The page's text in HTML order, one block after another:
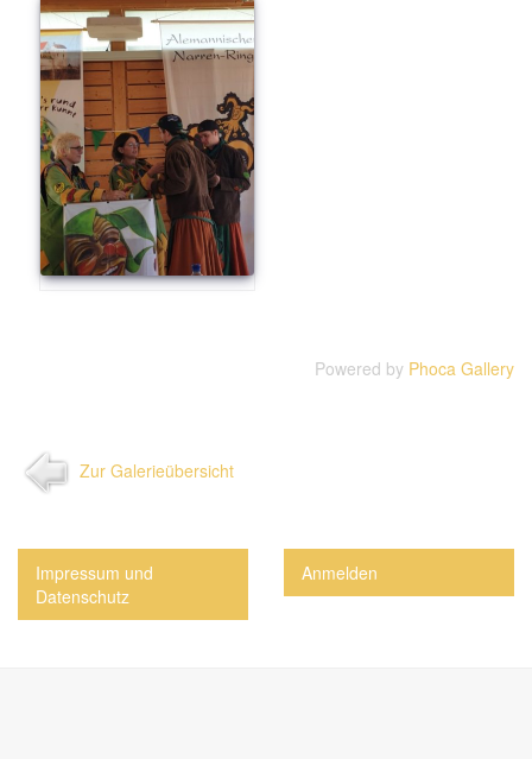
Powered by Phoca Gallery
Zur Galerieübersicht
Impressum und
Datenschutz
Anmelden